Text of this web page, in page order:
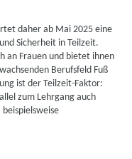
daher ab Mai 2025 eine
Sicherheit in Teilzeit.
an Frauen und bietet ihnen
Berufsfeld Fuß
ist der Teilzeit-Faktor:
zum Lehrgang auch